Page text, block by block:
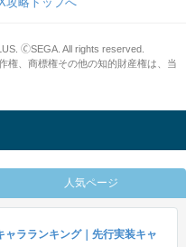
🄫SEGA. All rights reserved.
権、商標権その他の知的財産権は、当
人気ページ
ャラランキング｜先行実装キャ